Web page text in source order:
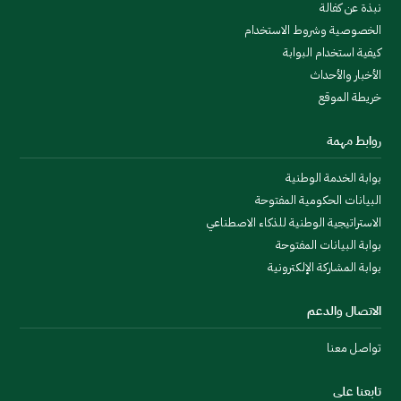
نبذة عن كفالة
الخصوصية وشروط الاستخدام
كيفية استخدام البوابة
الأخبار والأحداث
خريطة الموقع
روابط مهمة
بوابة الخدمة الوطنية
البيانات الحكومية المفتوحة
الاستراتيجية الوطنية للذكاء الاصطناعي
بوابة البيانات المفتوحة
بوابة المشاركة الإلكترونية
الاتصال والدعم
تواصل معنا
تابعنا على